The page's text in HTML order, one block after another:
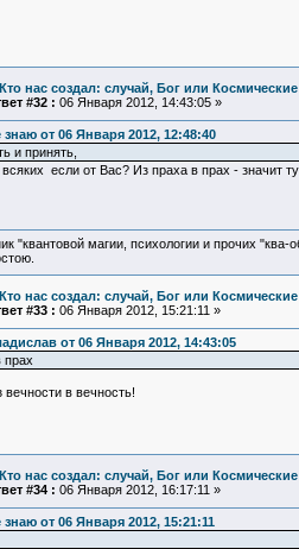
нас создал: случай, Бог или
#32 : 06 Января 2012, 14:43:05 »
знаю от 06 Января 2012, 12:48:40
и принять,
если от Вас? Из праха в прах - значит
"квантовой магии, психологии и прочих
нас создал: случай, Бог или
#33 : 06 Января 2012, 15:21:11 »
от 06 Января 2012, 14:43:05
прах
вечности в вечность!
нас создал: случай, Бог или
#34 : 06 Января 2012, 16:17:11 »
знаю от 06 Января 2012, 15:21:11